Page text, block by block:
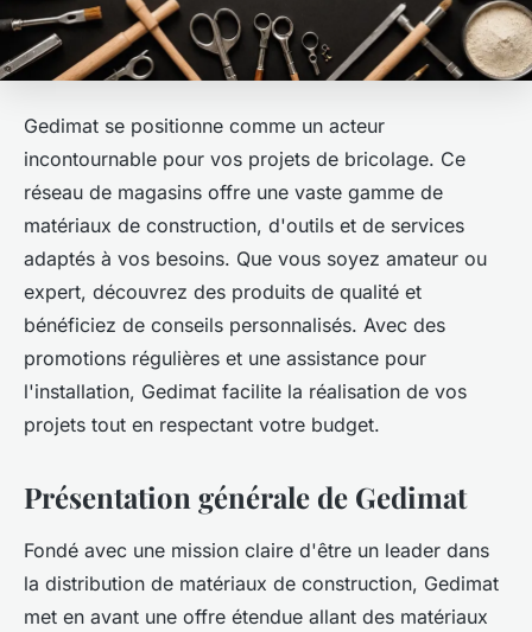
Gedimat se positionne comme un acteur
incontournable pour vos projets de bricolage. Ce
réseau de magasins offre une vaste gamme de
matériaux de construction, d'outils et de services
adaptés à vos besoins. Que vous soyez amateur ou
expert, découvrez des produits de qualité et
bénéficiez de conseils personnalisés. Avec des
promotions régulières et une assistance pour
l'installation, Gedimat facilite la réalisation de vos
projets tout en respectant votre budget.
Présentation générale de Gedimat
Fondé avec une mission claire d'être un leader dans
la distribution de matériaux de construction, Gedimat
met en avant une offre étendue allant des matériaux